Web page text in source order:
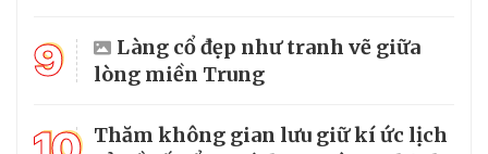
9
Làng cổ đẹp như tranh vẽ giữa
lòng miền Trung
Thăm không gian lưu giữ kí ức lịch